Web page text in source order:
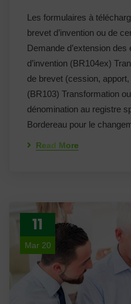
Les formulaires à
brevet d’invention ou de
Demande d’extension des
d’invention (BR104ex)
de brevet (cession,
(BR103) Transformation
dénomination au registre
Bordereau pour le
Read More
11
Mar 20